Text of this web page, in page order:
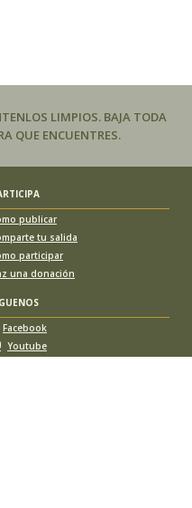
LIMPIOS. BAJA TODA
QUE ENCUENTRES.
publicar
tu salida
participar
una donación
Facebook
Youtube